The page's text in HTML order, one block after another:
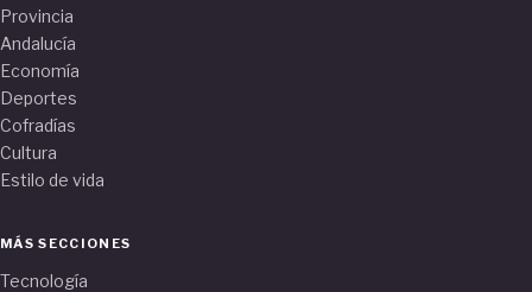
Provincia
Andalucía
Economía
Deportes
Cofradías
Cultura
Estilo de vida
MÁS SECCIONES
Tecnología